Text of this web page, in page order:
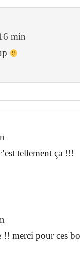
min
tellement ça !!!
!! merci pour ces